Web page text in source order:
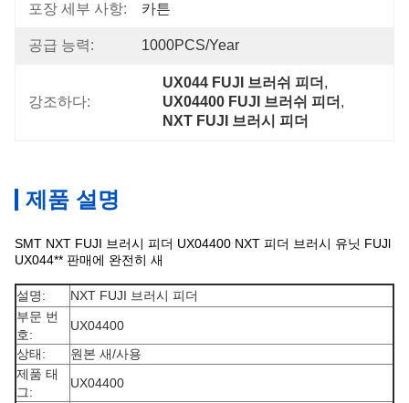
포장 세부 사항: 카튼
공급 능력: 1000PCS/Year
강조하다:
UX044 FUJI 브러쉬 피더 ,
UX04400 FUJI 브러쉬 피더 ,
NXT FUJI 브러시 피더
제품 설명
SMT NXT FUJI 브러시 피더 UX04400 NXT 피더 브러시 유닛 FUJl
UX044** 판매에 완전히 새
설명:
NXT FUJI 브러시 피더
부문 번
호:
UX04400
상태:
원본 새/사용
제품 태
그:
UX04400